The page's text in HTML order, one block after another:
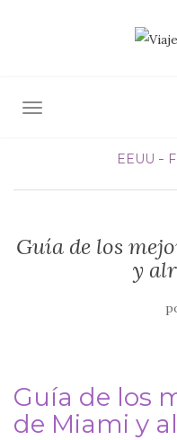
ALTERNAR
EEUU
Guía de los
y
Guía de los
de Miami y